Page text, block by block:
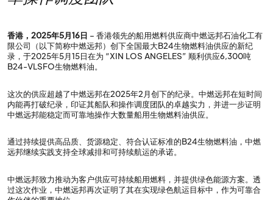
香港，2025年5月16日 – 香港领先的船用燃料供应商中燃远邦石油化工有
限公司（以下简称中燃远邦）创下全国最大B24生物燃料油供应的新纪
录，于2025年5月15日在为 “XIN LOS ANGELES” 顺利供应6,300吨
B24-VLSFO生物燃料油。
这次的供应超越了中燃远邦在2025年2月创下的纪录。中燃远邦在短时间
内能再打破纪录，印证其船队和操作调度团队的卓越实力，并进一步证明
中燃远邦能稳定而可靠地操作大数量船用生物燃料油供应。
通过持续提供高品质、货源稳定、符合认证标准的B24生物燃料油，中燃
远邦继续实践支持全球减排和可持续航运的承诺。
中燃远邦致力推动为客户供应可持续船用燃料，并提供绿色能源方案。透
过这次作业，中燃远邦再次证明了其在实现绿色航运目标中，作为可靠合